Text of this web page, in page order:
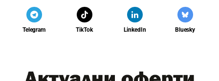
Telegram TikTok LinkedIn Bluesky